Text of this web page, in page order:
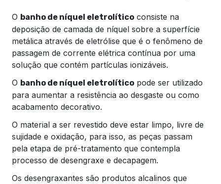
O banho de níquel eletrolítico consiste na
deposição de camada de níquel sobre a superfície
metálica através de eletrólise que é o fenômeno de
passagem de corrente elétrica contínua por uma
solução que contém partículas ionizáveis.
O banho de níquel eletrolítico pode ser utilizado
para aumentar a resistência ao desgaste ou como
acabamento decorativo.
O material a ser revestido deve estar limpo, livre de
sujidade e oxidação, para isso, as peças passam
pela etapa de pré-tratamento que contempla
processo de desengraxe e decapagem.
Os desengraxantes são produtos alcalinos que